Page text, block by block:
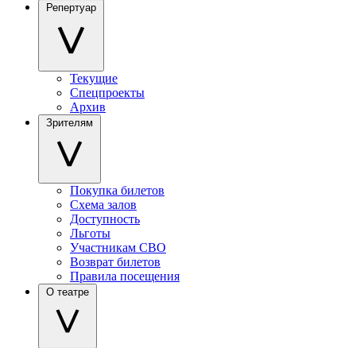
Репертуар
Текущие
Спецпроекты
Архив
Зрителям
Покупка билетов
Схема залов
Доступность
Льготы
Участникам СВО
Возврат билетов
Правила посещения
О театре